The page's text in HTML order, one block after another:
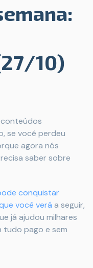
10)
se você perdeu
agora nós
saber sobre
conquistar
você verá a seguir,
já ajudou milhares
tudo pago e sem